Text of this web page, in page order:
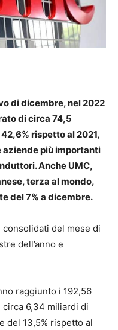
di dicembre, nel 2022
di circa 74,5
rispetto al 2021,
aziende più importanti
Anche UMC,
terza al mondo,
del 7% a dicembre.
del mese di
dell’anno e
raggiunto i 192,56
6,34 miliardi di
del 13,5% rispetto al